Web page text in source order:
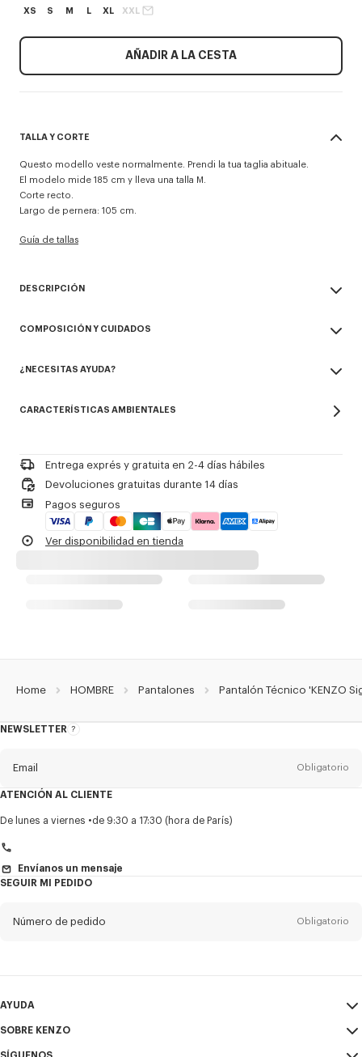
XS S M L XL XXL
AÑADIR A LA CESTA
TALLA Y CORTE
Questo modello veste normalmente. Prendi la tua taglia abituale.
El modelo mide 185 cm y lleva una talla M.
Corte recto.
Largo de pernera: 105 cm.
Guía de tallas
DESCRIPCIÓN
Se puede llevar como pantalón o como short.
Firma KENZO bordada.
COMPOSICIÓN Y CUIDADOS
52% polyamide, 48% polyester
Lavado a mano
Limpieza profesional en húmedo muy suave
¿NECESITAS AYUDA?
CARACTERÍSTICAS AMBIENTALES
Entrega exprés y gratuita en 2-4 días hábiles
Devoluciones gratuitas durante 14 días
Pagos seguros
Ver disponibilidad en tienda
Home HOMBRE Pantalones Pantalón Técnico 'KENZO
NEWSLETTER
Acerca
Email Obligatorio
TítuloObligatorio
ATENCIÓN AL CLIENTE
De lunes a viernes de 9:30 a 17:30 (hora de París)
Envíanos un mensaje
SEGUIR MI PEDIDO
Número de pedido Obligatorio
AYUDA
Mi Cuenta
SOBRE KENZO